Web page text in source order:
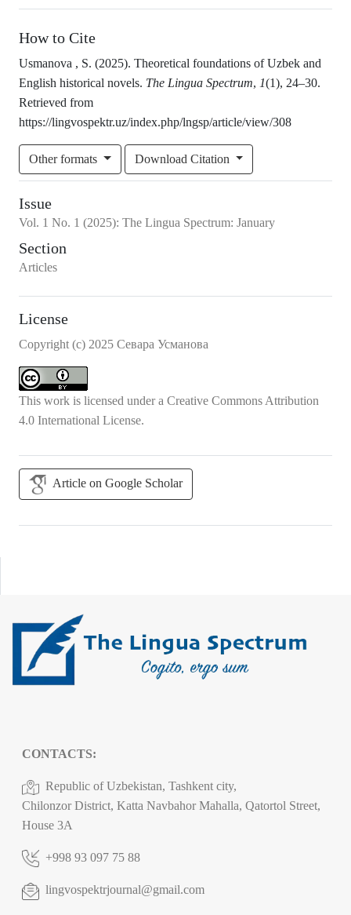
How to Cite
Usmanova , S. (2025). Theoretical foundations of Uzbek and
English historical novels. The Lingua Spectrum, 1(1), 24–30.
Retrieved from
https://lingvospektr.uz/index.php/lngsp/article/view/308
Other formats Download Citation
Issue
Vol. 1 No. 1 (2025): The Lingua Spectrum: January
Section
Articles
License
Copyright (c) 2025 Севара Усманова
This work is licensed under a Creative Commons Attribution
4.0 International License.
Article on Google Scholar
CONTACTS:
Republic of Uzbekistan, Tashkent city,
Chilonzor District, Katta Navbahor Mahalla, Qatortol Street,
House 3A
+998 93 097 75 88
lingvospektrjournal@gmail.com